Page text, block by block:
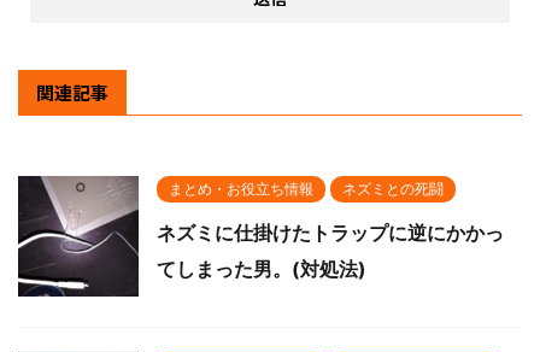
関連記事
まとめ・お役立ち情報 ネズミとの死闘
ネズミに仕掛けたトラップに逆にかかっ
てしまった男。(対処法)